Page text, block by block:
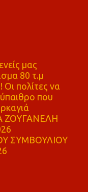
μας
80 τ.μ
πολίτες να
που
ΖΟΥΓΑΝΕΛΗ
ΣΥΜΒΟΥΛΙΟΥ